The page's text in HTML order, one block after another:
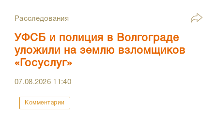
Расследования
УФСБ и полиция в Волгограде
уложили на землю взломщиков
«Госуслуг»
07.08.2026 11:40
Комментарии